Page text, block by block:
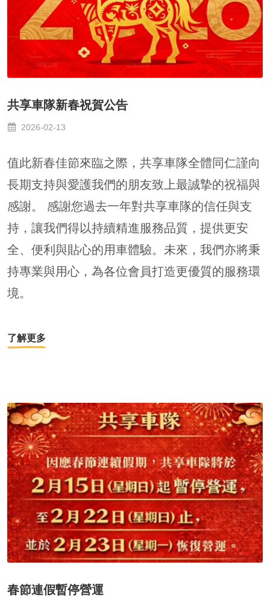
共享車隊新春祝賀公告
2026-02-13
值此新春佳節來臨之際，共享車隊全體同仁謹向
長期支持與愛護我們的朋友致上最誠摯的祝福與
感謝。 感謝您過去一年對共享車隊的信任與支
持，讓我們得以持續精進服務品質，提供更安
全、便利與貼心的用車體驗。未來，我們亦將秉
持專業與用心，為各位會員打造更優質的服務環
境。
了解更多
春節連假暫停營運